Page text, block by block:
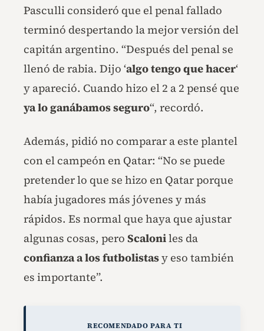
Pasculli consideró que el penal fallado
terminó despertando la mejor versión del
capitán argentino. “Después del penal se
llenó de rabia. Dijo ‘algo tengo que hacer‘
y apareció. Cuando hizo el 2 a 2 pensé que
ya lo ganábamos seguro“, recordó.
Además, pidió no comparar a este plantel
con el campeón en Qatar: “No se puede
pretender lo que se hizo en Qatar porque
había jugadores más jóvenes y más
rápidos. Es normal que haya que ajustar
algunas cosas, pero Scaloniles da
confianza a los futbolistasy eso también
es importante”.
RECOMENDADO PARA TI